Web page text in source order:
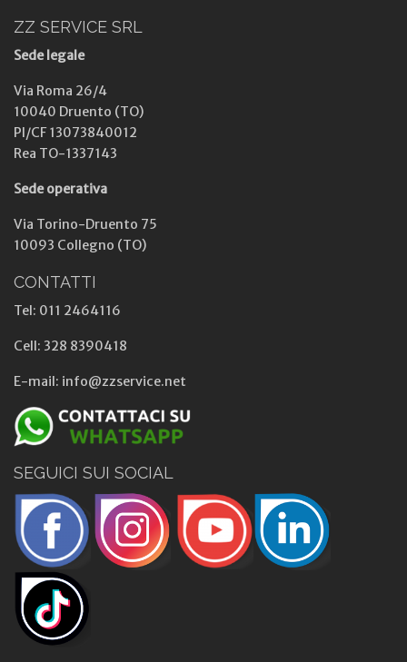
ZZ SERVICE SRL
Sede legale
Via Roma 26/4
10040 Druento (TO)
PI/CF 13073840012
Rea TO-1337143
Sede operativa
Via Torino-Druento 75
10093 Collegno (TO)
CONTATTI
Tel: 011 2464116
Cell: 328 8390418
E-mail: info@zzservice.net
SEGUICI SUI SOCIAL